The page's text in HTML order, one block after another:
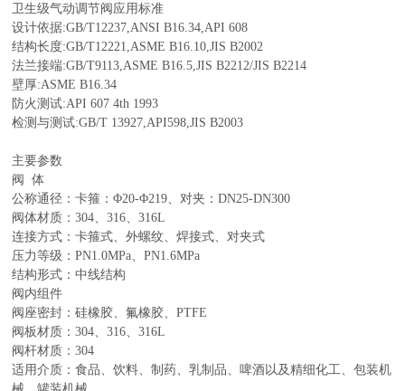
卫生级气动调节阀应用标准
设计依据:GB/T12237,ANSI B16.34,API 608
结构长度:GB/T12221,ASME B16.10,JIS B2002
法兰接端:GB/T9113,ASME B16.5,JIS B2212/JIS B2214
壁厚:ASME B16.34
防火测试:API 607 4th 1993
检测与测试:GB/T 13927,API598,JIS B2003
主要参数
阀 体
公称通径：卡箍：Φ20-Φ219、对夹：DN25-DN300
阀体材质：304、316、316L
连接方式：卡箍式、外螺纹、焊接式、对夹式
压力等级：PN1.0MPa、PN1.6MPa
结构形式：中线结构
阀内组件
阀座密封：硅橡胶、氟橡胶、PTFE
阀板材质：304、316、316L
阀杆材质：304
适用介质：食品、饮料、制药、乳制品、啤酒以及精细化工、包装机